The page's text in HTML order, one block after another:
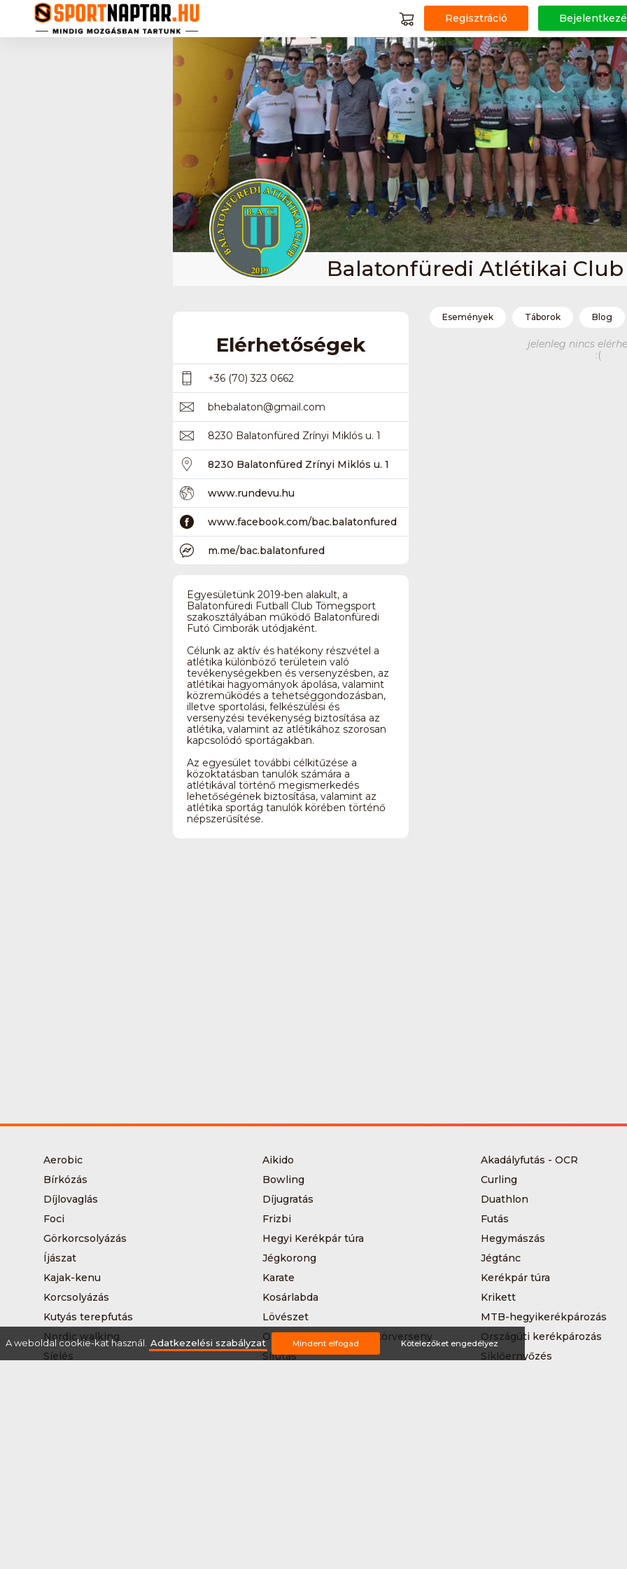
Regisztráció
Balatonfüredi Atlétikai Club
Elérhetőségek
+36 (70) 323 0662
bhebalaton@gmail.com
8230 Balatonfüred Zrínyi Miklós u. 1
8230 Balatonfüred Zrínyi Miklós u. 1
www.rundevu.hu
www.facebook.com/bac.balatonfured
m.me/bac.balatonfured
Egyesületünk 2019-ben alakult, a
Balatonfüredi Futball Club Tömegsport
szakosztályában működő Balatonfüredi
Futó Cimborák utódjaként.
Célunk az aktív és hatékony részvétel a
atlétika különböző területein való
tevékenységekben és versenyzésben, az
atlétikai hagyományok ápolása, valamint
közreműködés a tehetséggondozásban,
illetve sportolási, felkészülési és
versenyzési tevékenység biztosítása az
atlétika, valamint az atlétikához szorosan
kapcsolódó sportágakban.
Az egyesület további célkitűzése a
közoktatásban tanulók számára a
atlétikával történő megismerkedés
lehetőségének biztosítása, valamint az
atlétika sportág tanulók körében történő
népszerűsítése.
Események Táborok Blog
jelenleg nincs
:(
Aerobic Aikido Akadályfutás - OCR
Bírkózás
Bowling Curling
Díjlovaglás
Díjugratás Duathlon
Foci
Frizbi Futás
Görkorcsolyázás
Hegyi Kerékpár túra Hegymászás
Íjászat
Jégkorong Jégtánc
Kajak-kenu
Karate Kerékpár túra
Korcsolyázás
Kosárlabda Krikett
Kutyás terepfutás
Lövészet MTB-hegyikerékpározás
Nordic walking
Országúti kerékpáros körverseny Országúti kerékpározás
Síelés
Sífutás Siklőernyőzés
A weboldal cookie-kat használ. Adatkezelési szabályzat Mindent elfogad Kötelezőket engedélyez